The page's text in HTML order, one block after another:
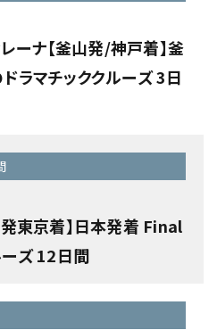
ーナ【釜山発/神戸着】釜
ラマチッククルーズ 3日
東京着】日本発着 Final
ズ 12日間